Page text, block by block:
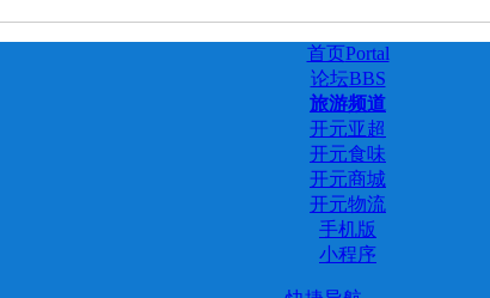
首页Portal
论坛BBS
旅游频道
开元亚超
开元食味
开元商城
开元物流
手机版
小程序